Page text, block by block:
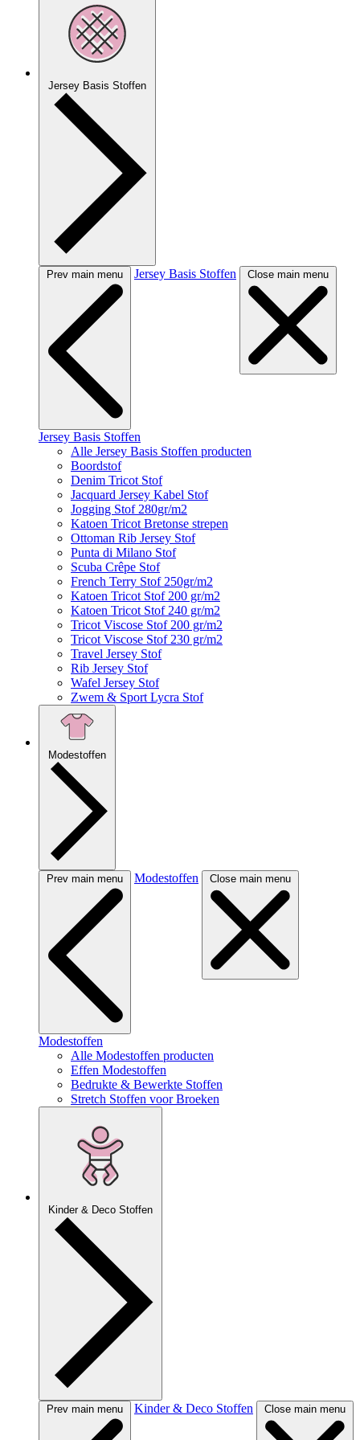
Jersey Basis Stoffen
Prev main menu Jersey Basis Stoffen Close main menu
Jersey Basis Stoffen
Alle Jersey Basis Stoffen producten
Boordstof
Denim Tricot Stof
Jacquard Jersey Kabel Stof
Jogging Stof 280gr/m2
Katoen Tricot Bretonse strepen
Ottoman Rib Jersey Stof
Punta di Milano Stof
Scuba Crêpe Stof
French Terry Stof 250gr/m2
Katoen Tricot Stof 200 gr/m2
Katoen Tricot Stof 240 gr/m2
Tricot Viscose Stof 200 gr/m2
Tricot Viscose Stof 230 gr/m2
Travel Jersey Stof
Rib Jersey Stof
Wafel Jersey Stof
Zwem & Sport Lycra Stof
Modestoffen
Prev main menu Modestoffen Close main menu
Modestoffen
Alle Modestoffen producten
Effen Modestoffen
Bedrukte & Bewerkte Stoffen
Stretch Stoffen voor Broeken
Kinder & Deco Stoffen
Prev main menu Kinder & Deco Stoffen Close main menu